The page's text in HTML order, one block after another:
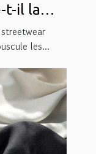
t-il la
les...